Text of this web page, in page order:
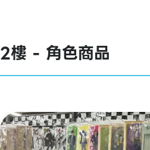
2樓 - 角色商品